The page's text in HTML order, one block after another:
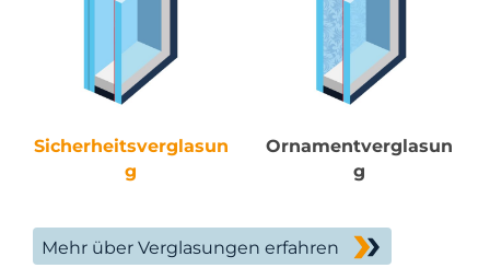
Sicherheitsverglasun
g
Ornamentverglasun
g
Mehr über Verglasungen erfahren